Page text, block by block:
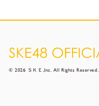
© 2026 ＳＫＥ,Inc. All Rights Reserved.